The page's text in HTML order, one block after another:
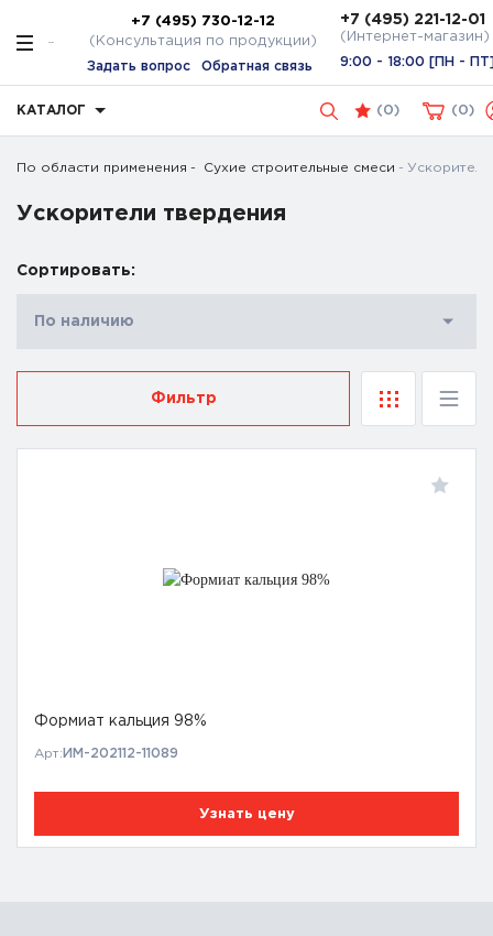
+7 (495) 730-12-12
(Консультация по продукции)
Задать вопрос Обратная связь
+7 (495) 221-12-01
(Интернет-магазин)
9:00 - 18:00 [ПН -
КАТАЛОГ (0) 0
По области применения Сухие строительные смеси
Ускорители твердения
Сортировать:
По наличию
Фильтр
Формиат кальция 98%
Арт: ИМ-202112-11089
Узнать цену